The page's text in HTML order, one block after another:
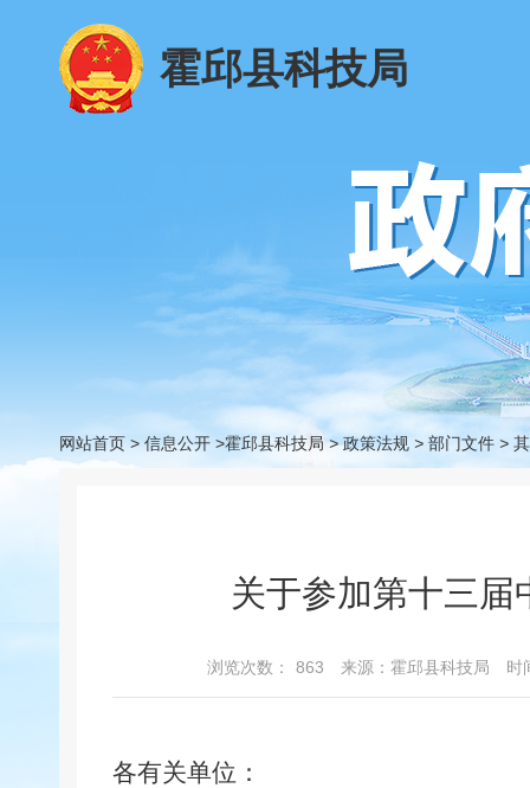
霍邱县科技局
网站首页 > 信息公开 >霍邱县科技局> 政策法规 > 部门文件 >
关于参加第十三届
浏览次数： 863 来源：霍邱县科技局 时
各有关单位：